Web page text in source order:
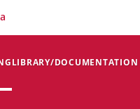
LIBRARY/DOCUMENTATION